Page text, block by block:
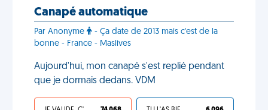
Canapé automatique
Par Anonyme
- Ça date de 2013 mais c'est de la
bonne - France - Maslives
Aujourd'hui, mon canapé s'est replié pendant
que je dormais dedans. VDM